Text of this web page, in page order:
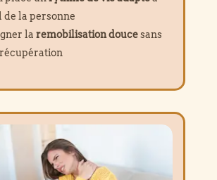
de la personne
la remobilisation doucesans